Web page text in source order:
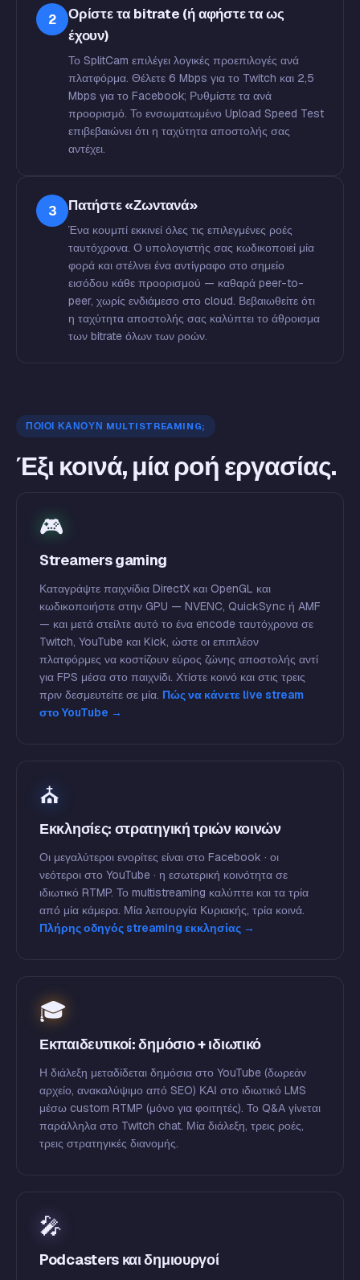
2
Ορίστε τα bitrate (ή αφήστε τα ως
έχουν)
Το SplitCam επιλέγει λογικές προεπιλογές ανά
πλατφόρμα. Θέλετε 6 Mbps για το Twitch και 2,5
Mbps για το Facebook; Ρυθμίστε τα ανά
προορισμό. Το ενσωματωμένο Upload Speed Test
επιβεβαιώνει ότι η ταχύτητα αποστολής σας
αντέχει.
3 Πατήστε «Ζωντανά»
Ένα κουμπί εκκινεί όλες τις επιλεγμένες ροές
ταυτόχρονα. Ο υπολογιστής σας κωδικοποιεί μία
φορά και στέλνει ένα αντίγραφο στο σημείο
εισόδου κάθε προορισμού — καθαρά peer-to-
peer, χωρίς ενδιάμεσο στο cloud. Βεβαιωθείτε ότι
η ταχύτητα αποστολής σας καλύπτει το άθροισμα
των bitrate όλων των ροών.
ΠΟΙΟΙ ΚΆΝΟΥΝ MULTISTREAMING;
Έξι κοινά, μία ροή εργασίας.
🎮
Streamers gaming
Καταγράψτε παιχνίδια DirectX και OpenGL και
κωδικοποιήστε στην GPU — NVENC, QuickSync ή AMF
— και μετά στείλτε αυτό το ένα encode ταυτόχρονα σε
Twitch, YouTube και Kick, ώστε οι επιπλέον
πλατφόρμες να κοστίζουν εύρος ζώνης αποστολής αντί
για FPS μέσα στο παιχνίδι. Χτίστε κοινό και στις τρεις
πριν δεσμευτείτε σε μία. Πώς να κάνετε live stream
στο YouTube →
⛪
Εκκλησίες: στρατηγική τριών κοινών
Οι μεγαλύτεροι ενορίτες είναι στο Facebook · οι
νεότεροι στο YouTube · η εσωτερική κοινότητα σε
ιδιωτικό RTMP. Το multistreaming καλύπτει και τα τρία
από μία κάμερα. Μία λειτουργία Κυριακής, τρία κοινά.
Πλήρης οδηγός streaming εκκλησίας →
🎓
Εκπαιδευτικοί: δημόσιο + ιδιωτικό
Η διάλεξη μεταδίδεται δημόσια στο YouTube (δωρεάν
αρχείο, ανακαλύψιμο από SEO) ΚΑΙ στο ιδιωτικό LMS
μέσω custom RTMP (μόνο για φοιτητές). Το Q&A γίνεται
παράλληλα στο Twitch chat. Μία διάλεξη, τρεις ροές,
τρεις στρατηγικές διανομής.
🎤
Podcasters και δημιουργοί